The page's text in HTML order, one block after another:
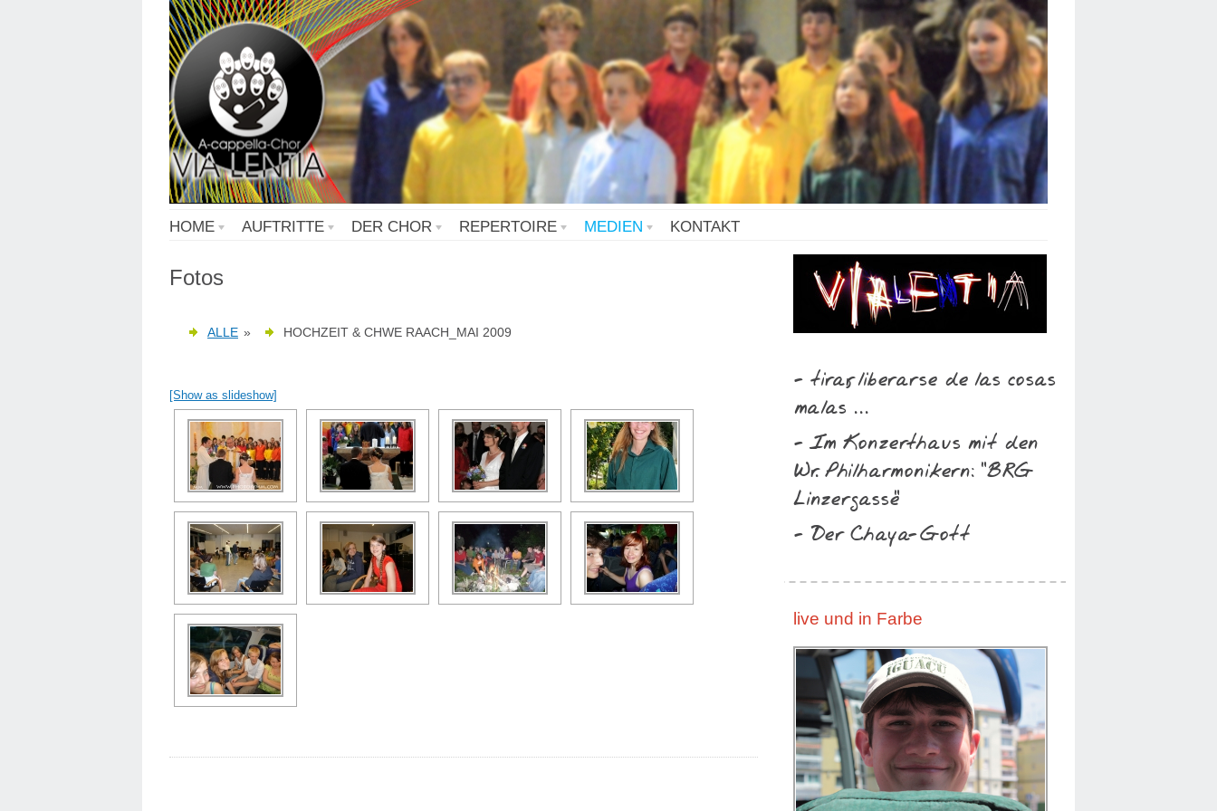
HOME AUFTRITTE DER CHOR REPERTOIRE MEDIEN KONTAKT
Fotos
ALLE » HOCHZEIT & CHWE RAACH_MAI 2009
[Show as slideshow]
- tirar, liberarse de las cosas
malas ...
- Im Konzerthaus mit den
Wr. Philharmonikern: "BRG
Linzergasse"
- Der Chaya-Gott
live und in Farbe